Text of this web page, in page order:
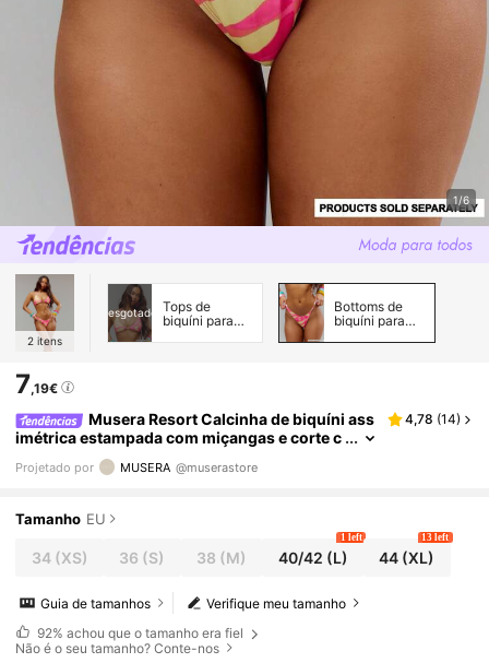
1/6
2 itens
esgotado
Tops de
biquíni para
Bottoms de
biquíni para
7,19€
Musera Resort Calcinha de biquíni ass
imétrica estampada com miçangas e corte c
avado - Ideal para férias, viagens de verão e
moda praia - Casa Calypso
4,78 (14)
Projetado por MUSERA @muserastore
Tamanho EU
34(XS) 36 (S) 38 (M) 40/42 (L)
1 left
44 (XL)
13 left
Verifique meu tamanho
Guia de tamanhos
92% achou que o tamanho era fiel
Não é o seu tamanho? Conte-nos